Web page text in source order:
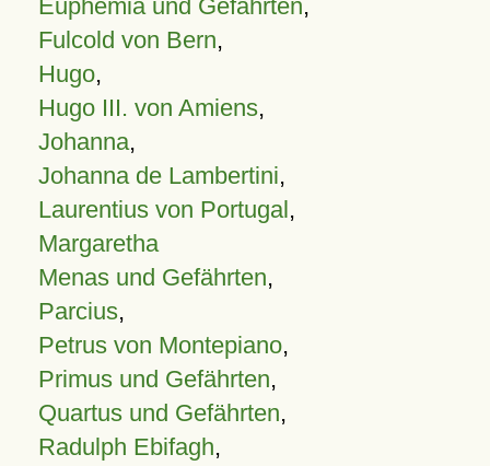
Euphemia und Gefährten,
Fulcold von Bern,
Hugo,
Hugo III. von Amiens,
Johanna,
Johanna de Lambertini,
Laurentius von Portugal,
Margaretha
Menas und Gefährten,
Parcius,
Petrus von Montepiano,
Primus und Gefährten,
Quartus und Gefährten,
Radulph Ebifagh,